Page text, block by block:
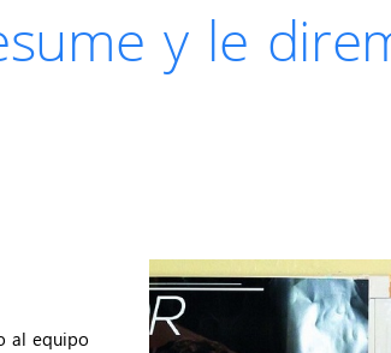
y le
al equipo